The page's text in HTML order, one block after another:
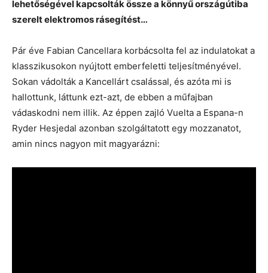
lehetőségével kapcsolták össze a könnyű országútiba
szerelt elektromos rásegítést…
Pár éve Fabian Cancellara korbácsolta fel az indulatokat a
klasszikusokon nyújtott emberfeletti teljesítményével.
Sokan vádolták a Kancellárt csalással, és azóta mi is
hallottunk, láttunk ezt-azt, de ebben a műfajban
vádaskodni nem illik. Az éppen zajló Vuelta a Espana-n
Ryder Hesjedal azonban szolgáltatott egy mozzanatot,
amin nincs nagyon mit magyarázni: